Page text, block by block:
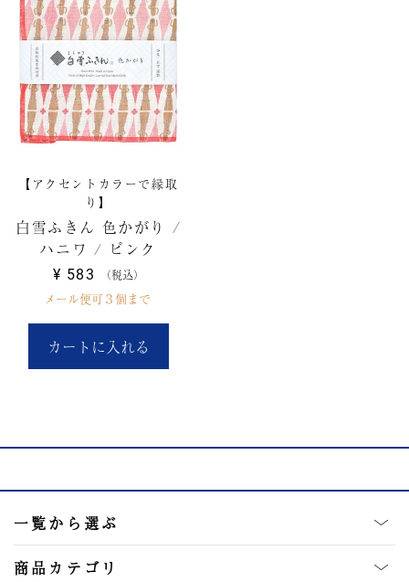
【アクセントカラーで縁取
り】
白雪ふきん 色かがり /
ハニワ / ピンク
¥ 583 税込
メール便可３個まで
カートに入れる
一覧から選ぶ
商品カテゴリ